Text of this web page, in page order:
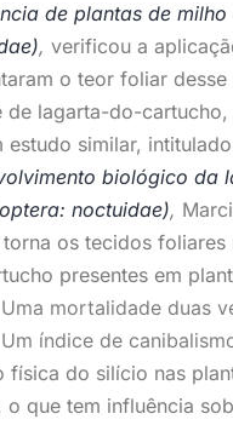
de plantas de
, verificou a
o teor foliar
de lagarta-do-
estudo similar, intitulado
biológico da
noctuidae),
os tecidos
presentes em
Uma mortalidade duas
Um índice de
física do silício nas
o que tem influência